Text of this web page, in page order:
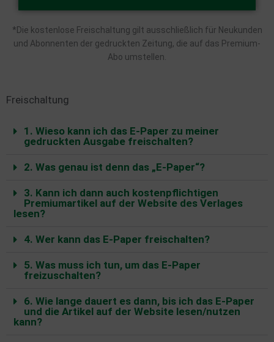
*Die kostenlose Freischaltung gilt ausschließlich für Neukunden
und Abonnenten der gedruckten Zeitung, die auf das Premium-
Abo umstellen.
Freischaltung
1. Wieso kann ich das E-Paper zu meiner
gedruckten Ausgabe freischalten?
2. Was genau ist denn das „E-Paper“?
3. Kann ich dann auch kostenpflichtigen
Premiumartikel auf der Website des Verlages
lesen?
4. Wer kann das E-Paper freischalten?
5. Was muss ich tun, um das E-Paper
freizuschalten?
6. Wie lange dauert es dann, bis ich das E-Paper
und die Artikel auf der Website lesen/nutzen
kann?